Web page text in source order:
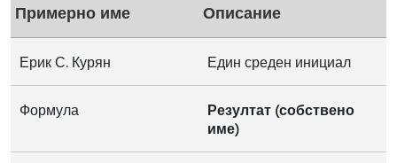
Примерно име Описание
Ерик С. Курян Един среден инициал
Формула
Резултат (собствено
име)